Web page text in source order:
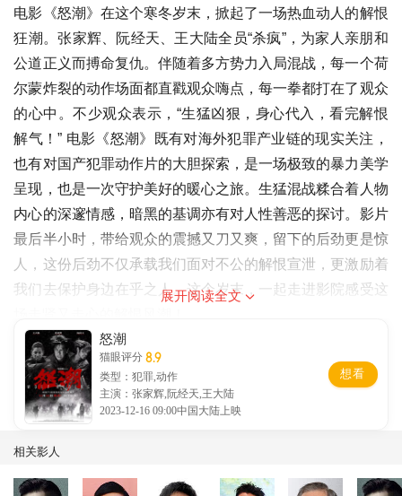
电影《怒潮》在这个寒冬岁末，掀起了一场热血动人的解恨
狂潮。张家辉、阮经天、王大陆全员“杀疯”，为家人亲朋和
公道正义而搏命复仇。伴随着多方势力入局混战，每一个荷
尔蒙炸裂的动作场面都直戳观众嗨点，每一拳都打在了观众
的心中。不少观众表示，“生猛凶狠，身心代入，看完解恨
解气！” 电影《怒潮》既有对海外犯罪产业链的现实关注，
也有对国产犯罪动作片的大胆探索，是一场极致的暴力美学
呈现，也是一次守护美好的暖心之旅。生猛混战糅合着人物
内心的深邃情感，暗黑的基调亦有对人性善恶的探讨。影片
最后半小时，带给观众的震撼又刀又爽，留下的后劲更是惊
人，这份后劲不仅承载我们面对不公的解恨宣泄，更激励着
我们去保护身边在乎之人。这个岁末，一起走进影院感受这
电影《怒潮》正在全国热映中，敬请观众结伴走进影院开启
解恨狂潮，除厄运！保平安！。
展开阅读全文
怒潮
猫眼评分 8.9
类型：犯罪,动作
主演：张家辉,阮经天,王大陆
2023-12-16 09:00中国大陆上映
想看
相关影人